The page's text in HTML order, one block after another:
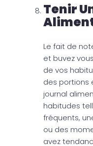
Tenir
Le fait de
et buvez
de vos
des portions
journal
habitudes
fréquents,
ou des
avez